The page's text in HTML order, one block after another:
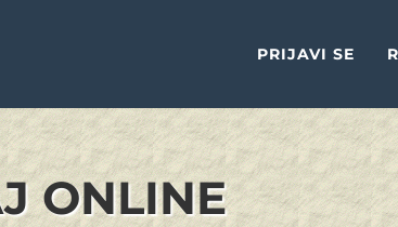
PRIJAVI SE
ONLINE